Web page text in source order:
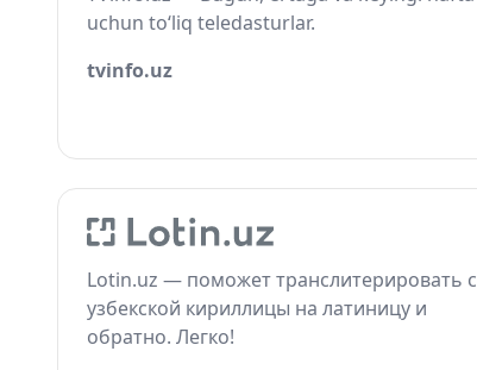
uchun to‘liq teledasturlar.
tvinfo.uz
Lotin.uz — поможет транслитерировать с
узбекской кириллицы на латиницу и
обратно. Легко!